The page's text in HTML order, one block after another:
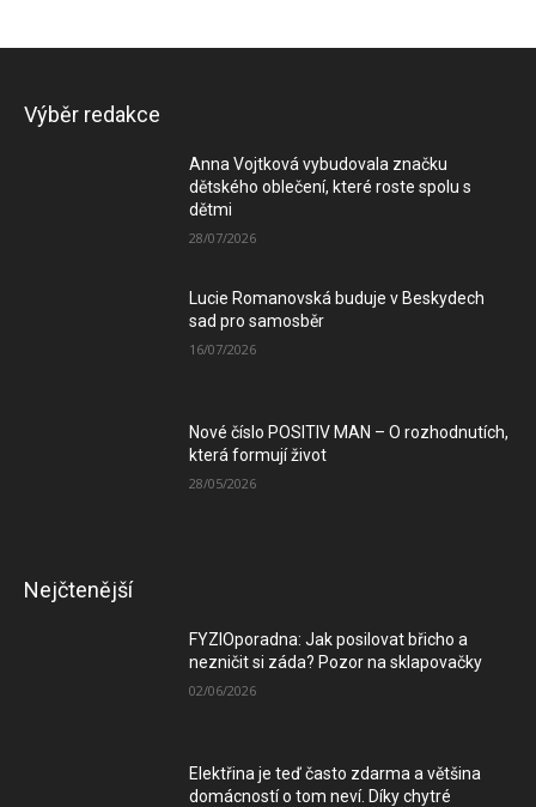
Výběr redakce
Anna Vojtková vybudovala značku
dětského oblečení, které roste spolu s
dětmi
28/07/2026
Lucie Romanovská buduje v Beskydech
sad pro samosběr
16/07/2026
Nové číslo POSITIV MAN – O rozhodnutích,
která formují život
28/05/2026
Nejčtenější
FYZIOporadna: Jak posilovat břicho a
nezničit si záda? Pozor na sklapovačky
02/06/2026
Elektřina je teď často zdarma a většina
domácností o tom neví. Díky chytré